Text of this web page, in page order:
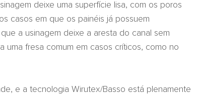
deixe uma superfície lisa, com os poros
casos em que os painéis já possuem
a usinagem deixe a aresta do canal sem
uma fresa comum em casos críticos, como no
e a tecnologia Wirutex/Basso está plenamente